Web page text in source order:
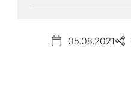
05.08.2021